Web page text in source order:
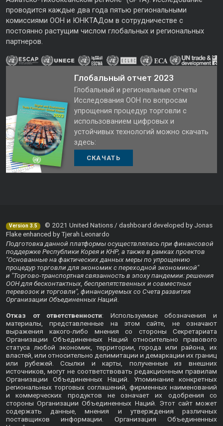
проводится каждые два года пятью региональными
комиссиями ООН и ЮНКТАДом в сотрудничестве с
постоянно растущим числом глобальных и региональных
партнеров.
Глобальный отчет 2023
Глобальный и региональные отчеты
Исследования ООН по вопросам
упрощения процедур торговли с
использованием цифровых и
устойчивых технологий можно скачать
здесь:
СКАЧАТЬ
Version 3.5
© 2021 United Nations / dashboard developed by Jonas
Flake enhanced by Tjerah Leonardo
Подготовка данной платформы осуществлялась при финансовой
поддержке Республики Корея и КНР, а также в рамках проектов
"Основанные на фактических данных меры по упрощению
процедур торговли для экономик с переходной экономикой"
и "Торгово-транспортная связанность в эпоху пандемии: решения
ООН для бесконтактных, беспрепятственных и совместных
перевозок и торговли", финансируемых со Счета развития
Организации Объединенных Наций.
Отказ от ответственности: Используемые обозначения и
материалы, представленные на этом сайте, не означают
выражения какого-либо мнения со стороны Секретариата
Организации Объединенных Наций относительно правового
статуса любой экономик, территории, города или района, их
властей, или относительно делимитации и демаркации их границ
или рубежей. Ссылки и карты, полученные из внешних
источников, могут не соответствовать редакционным правилам
Организации Объединенных Наций. Упоминание конкретных
региональных торговых соглашений, фирменных наименований
и коммерческих продуктов не означает их одобрения со
стороны Организации Объединенных Наций. Этот сайт может
содержать данные, мнения и утверждения различных
поставщиков информации. Организация Объединенных